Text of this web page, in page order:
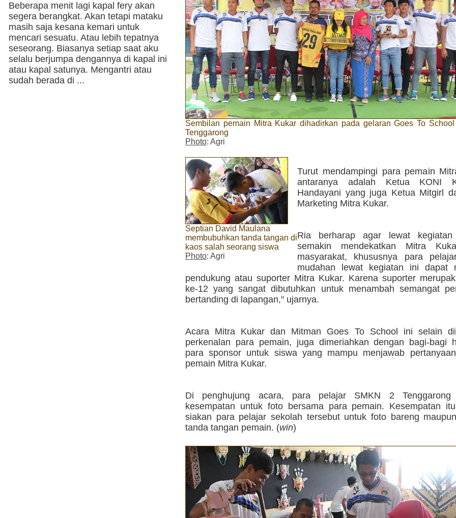
Beberapa menit lagi kapal fery akan
segera berangkat. Akan tetapi mataku
masih saja kesana kemari untuk
mencari sesuatu. Atau lebih tepatnya
seseorang. Biasanya setiap saat aku
selalu berjumpa dengannya di kapal ini
atau kapal satunya. Mengantri atau
sudah berada di ...
Sembilan pemain Mitra Kukar dihadirkan pada gelaran Goes To
Tenggarong
Photo: Agri
Septian David Maulana
membubuhkan tanda tangan di
kaos salah seorang siswa
Photo: Agri
Turut mendampingi para pemain
antaranya adalah Ketua KONI
Handayani yang juga Ketua Mitgirl
Marketing Mitra Kukar.
Ria berharap agar lewat
semakin mendekatkan Mitra
masyarakat, khususnya para
mudahan lewat kegiatan ini dapat
pendukung atau suporter Mitra Kukar. Karena suporter
ke-12 yang sangat dibutuhkan untuk menambah semangat
bertanding di lapangan," ujarnya.
Acara Mitra Kukar dan Mitman Goes To School ini selain
perkenalan para pemain, juga dimeriahkan dengan bagi-bagi
para sponsor untuk siswa yang mampu menjawab
pemain Mitra Kukar.
Di penghujung acara, para pelajar SMKN 2 Tenggarong
kesempatan untuk foto bersama para pemain. Kesempatan
siakan para pelajar sekolah tersebut untuk foto bareng
tanda tangan pemain. (win)